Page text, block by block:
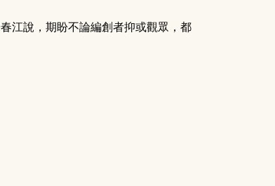
江說，期盼不論編創者抑或觀眾，都